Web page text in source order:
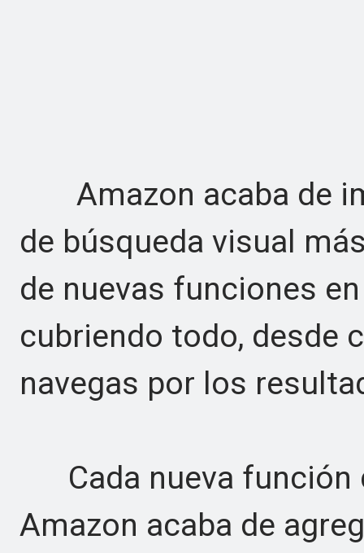
Amazon acaba de
de búsqueda visual
de nuevas funciones
cubriendo todo, desde
navegas por los
Cada nueva función
Amazon acaba de